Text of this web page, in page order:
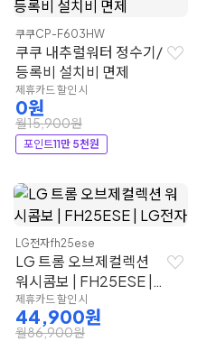
쿠쿠CP-F603HW
쿠쿠 내추럴워터 정수기/
등록비 설치비 면제
제휴카드 할인 시
0원
월15,900원
포인트11만 5천원
LG전자fh25ese
LG 트롬 오브제컬렉션
워시콤보 | FH25ESE |
LG전자
제휴카드 할인 시
44,900원
월86,900원